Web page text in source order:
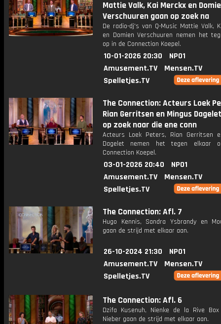
Mattie Valk, Kai Merckx en
Verschuuren gaan op zoek na
De radio-dj's van Q-Music Mattie Valk,
en Domien Verschuuren nemen het
op in de Connection Koepel.
10-01-2026 20:30
NPO1
Amusement.TV
Mensen.TV
Spelletjes.TV
The Connection: Acteurs Loek
Rian Gerritsen en Mingus
op zoek naar die ene conn
Acteurs Loek Peters, Rian Gerritsen
Dagelet nemen het tegen elkaar
Connection Koepel.
03-01-2026 20:40
NPO1
Amusement.TV
Mensen.TV
Spelletjes.TV
The Connection: Afl. 7
Hugo Kennis, Sandra Ysbrandy en
gaan de strijd met elkaar aan.
26-10-2024 21:30
NPO1
Amusement.TV
Mensen.TV
Spelletjes.TV
The Connection: Afl. 6
Dzifa Kusenuh, Nienke de la Rive
Nieber gaan de strijd met elkaar aan.